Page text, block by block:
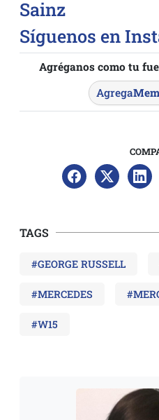
Sainz
Síguenos en
Agréganos como tu
Agrega
TAGS
#GEORGE RUSSELL
#MERCEDES
#W15